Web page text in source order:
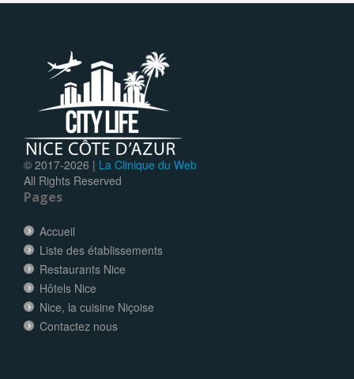
© 2017-2026 | La Clinique du Web
All Rights Reserved
Pages
Accueil
Liste des établissements
Restaurants Nice
Hôtels Nice
Nice, la cuisine Niçoise
Contactez nous